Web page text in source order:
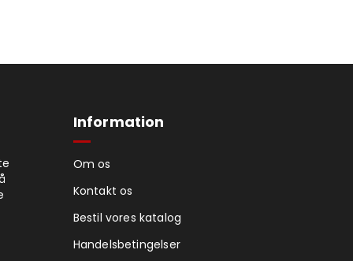
Information
Om os
Kontakt os
Bestil vores katalog
Handelsbetingelser